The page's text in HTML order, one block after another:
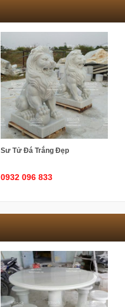
Sư Tử Đá Trắng Đẹp
0932 096 833